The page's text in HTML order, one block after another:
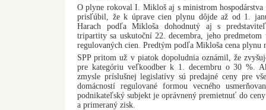
O plyne rokoval I. Mikloš aj s ministrom
prisľúbil, že k úprave cien plynu dôjde až od 1.
Harach podľa Mikloša dohodnutý aj s
tripartity sa uskutoční 22. decembra, jeho
regulovaných cien. Predtým podľa Mikloša cena plynu
SPP pritom už v piatok dopoludnia oznámil, že
pre kategóriu veľkoodber k 1. decembru o 30 %.
zmysle príslušnej legislatívy sú predajné ceny pre
domácností regulované formou vecného
podnikateľský subjekt je oprávnený premietnuť do
a primeraný zisk.